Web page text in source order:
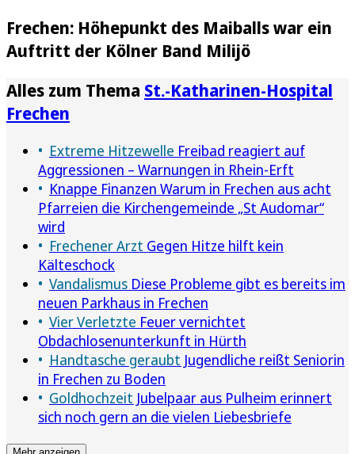
Frechen: Höhepunkt des Maiballs war ein
Auftritt der Kölner Band Milijö
Alles zum Thema St.-Katharinen-Hospital
Frechen
Extreme Hitzewelle Freibad reagiert auf
Aggressionen – Warnungen in Rhein-Erft
Knappe Finanzen Warum in Frechen aus acht
Pfarreien die Kirchengemeinde „St Audomar“
wird
Frechener Arzt Gegen Hitze hilft kein
Kälteschock
Vandalismus Diese Probleme gibt es bereits im
neuen Parkhaus in Frechen
Vier Verletzte Feuer vernichtet
Obdachlosenunterkunft in Hürth
Handtasche geraubt Jugendliche reißt Seniorin
in Frechen zu Boden
Goldhochzeit Jubelpaar aus Pulheim erinnert
sich noch gern an die vielen Liebesbriefe